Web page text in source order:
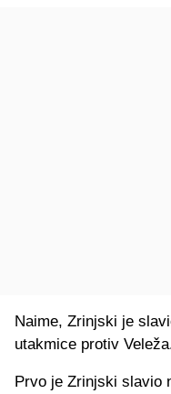
Naime, Zrinjski je
utakmice protiv
Prvo je Zrinjski slavio